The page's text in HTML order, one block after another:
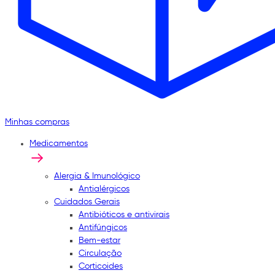
Minhas compras
Medicamentos
Alergia & Imunológico
Antialérgicos
Cuidados Gerais
Antibióticos e antivirais
Antifúngicos
Bem-estar
Circulação
Corticoides